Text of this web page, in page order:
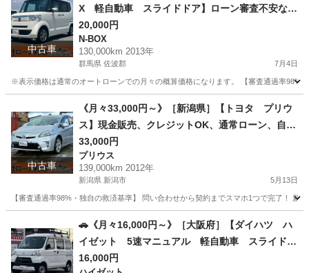
中古車
X 軽自動車 スライドドア】ローン審査不安な方
歓迎❗自社ローン対応・各種ローン対応・頭金0円
【オーシャンデザイン】
20,000円
N-BOX
130,000km 2013年
群馬県 佐波郡 7月4日
※表示価格は通常のオートローンでの月々の概算価格になります。 【審査通過率98%
N-BOX ローン
中古車
《月々33,000円～》［新潟県］【トヨタ プリウ
ス】現金販売、クレジットOK、通常ローン、自社
ローン対応❗審査通過率98%【オーシャンデザイ
ン】
33,000円
プリウス
139,000km 2012年
新潟県 新潟市 5月13日
【審査通過率98%・独自の救済基準】 問い合わせから契約までスマホ1つで完了！ 新
プリウス
🚗《月々16,000円～》［大阪府］【ダイハツ ハ
イゼット 5速マニュアル 軽自動車 スライドド
ア】ローン審査不安な方歓迎❗自社ローン対応・各
16,000円